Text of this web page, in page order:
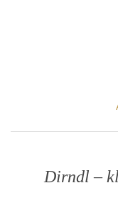
Dirndl –